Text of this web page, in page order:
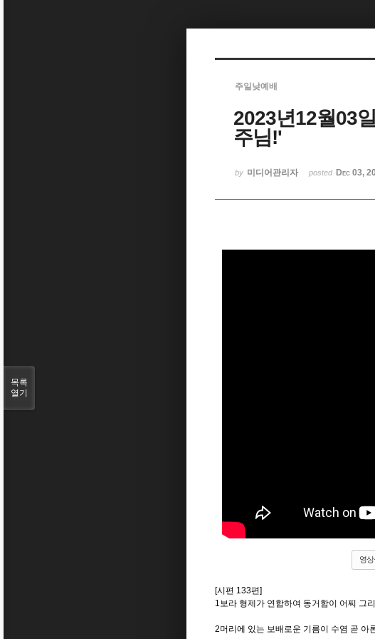
주일낮예배
2023년12월03
주님!'
by 미디어관리자 posted Dec 03,
영상
[시편 133편]
1보라 형제가 연합하여 동거함이 어찌 그
2머리에 있는 보배로운 기름이 수염 곧 아
목록
열기
Sketchbook5, 스케치북5
Sketchbook5, 스케치북5